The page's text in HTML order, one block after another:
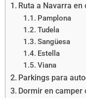
Ruta a Navarra
Pamplona
Tudela
Sangüesa
Estella
Viana
Parkings para
Dormir en camper